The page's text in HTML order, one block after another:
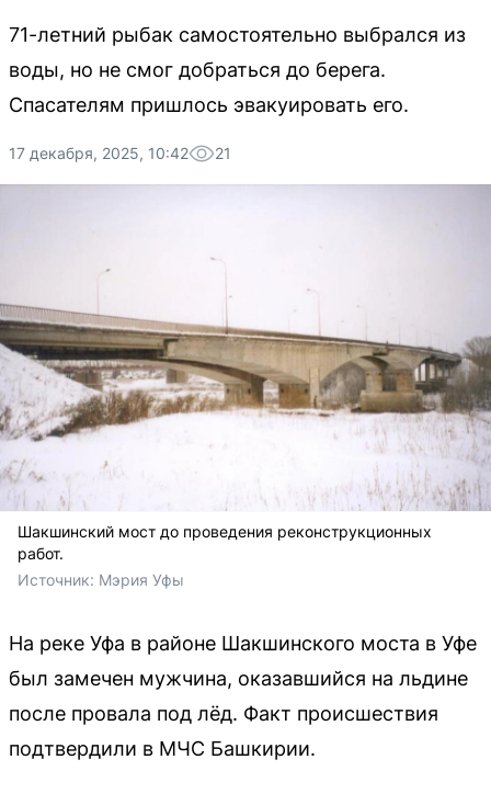
71-летний рыбак самостоятельно выбрался из
воды, но не смог добраться до берега.
Спасателям пришлось эвакуировать его.
17 декабря, 2025, 10:42 21
Шакшинский мост до проведения реконструкционных
работ.
Источник: Мэрия Уфы
На реке Уфа в районе Шакшинского моста в Уфе
был замечен мужчина, оказавшийся на льдине
после провала под лёд. Факт происшествия
подтвердили в МЧС Башкирии.